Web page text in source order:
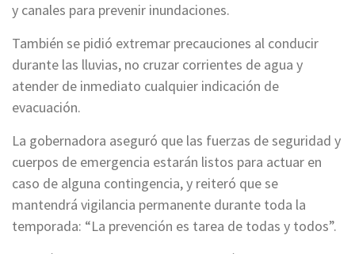
y canales para prevenir inundaciones.
También se pidió extremar precauciones al conducir
durante las lluvias, no cruzar corrientes de agua y
atender de inmediato cualquier indicación de
evacuación.
La gobernadora aseguró que las fuerzas de seguridad y
cuerpos de emergencia estarán listos para actuar en
caso de alguna contingencia, y reiteró que se
mantendrá vigilancia permanente durante toda la
temporada: “La prevención es tarea de todas y todos”.